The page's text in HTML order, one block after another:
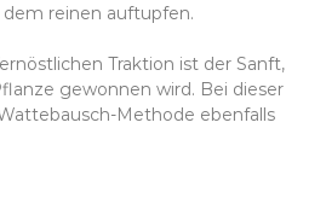
reinen auftupfen.
Traktion ist der Sanft,
gewonnen wird. Bei dieser
Methode ebenfalls